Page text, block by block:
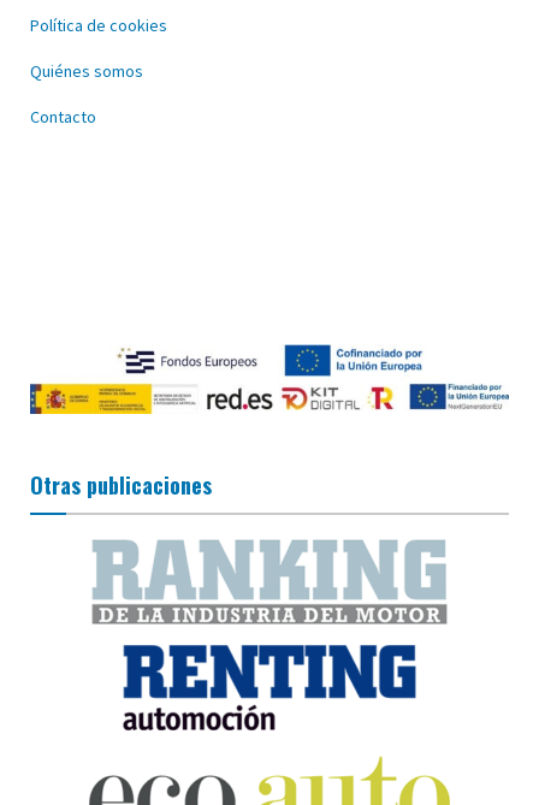
Política de cookies
Quiénes somos
Contacto
Otras publicaciones